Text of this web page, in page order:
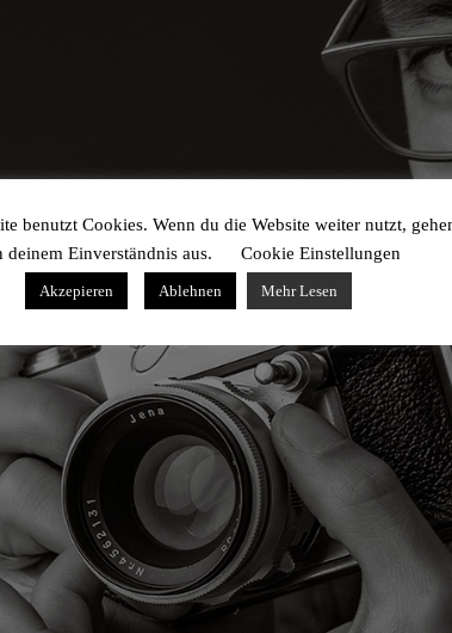
benutzt Cookies. Wenn du die Website weiter nutzt,
deinem Einverständnis aus.
Cookie Einstellungen
Akzepieren Ablehnen Mehr Lesen